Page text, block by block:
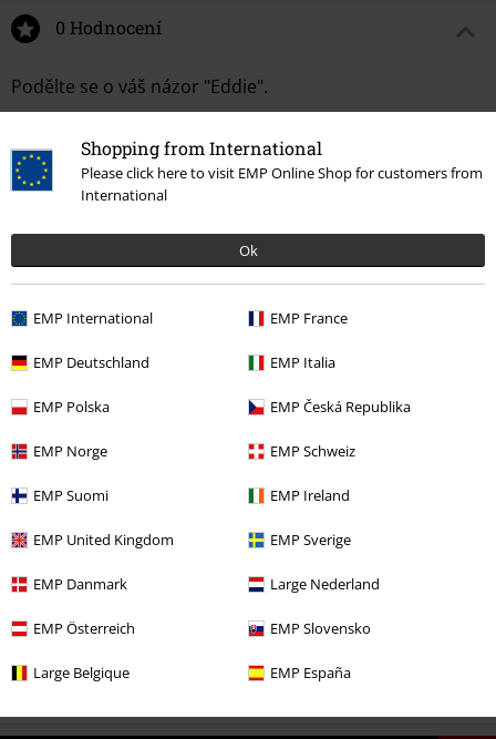
Shopping from International
Please click here to visit EMP Online Shop for customers from
International
Ok
EMP International EMP France
EMP Deutschland EMP Italia
EMP Polska EMP Česká Republika
EMP Norge EMP Schweiz
EMP Suomi EMP Ireland
EMP United Kingdom EMP Sverige
EMP Danmark Large Nederland
EMP Österreich EMP Slovensko
Large Belgique EMP España
0 Hodnocení
Podělte se o váš názor "Eddie".
Zábava Collectibles
Merch kapel
Novinky Doplňky Nášivky & Nášivky na záda Nášivky
Merch kapel Top Bands Iron Maiden Doplňky
Nášivky & Nášivky
na záda
Nášivky
Výprodej % Nášivky & Nášivky na záda